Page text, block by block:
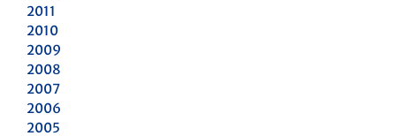
2011
2010
2009
2008
2007
2006
2005